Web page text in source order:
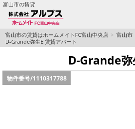
富山市の賃貸
TOPページ
ペット同居はご相談ください
路線·駅から探す
富山市の賃貸はホームメイトFC富山中央店 富山市
D-Grande弥生E 賃貸アパート
D-Grande弥
物件番号/1110317788